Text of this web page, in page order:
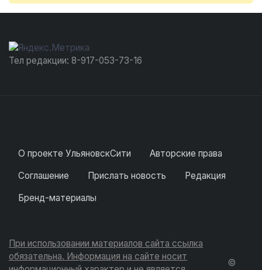
Тел редакции: 8-917-053-73-16
О проекте УльяновскСити
Авторские права
Соглашение
Прислать новость
Редакция
Бренд-материалы
При использовании материалов сайта ссылка
обязательна. Информация на сайте носит
©